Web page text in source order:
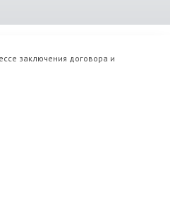
заключения договора и